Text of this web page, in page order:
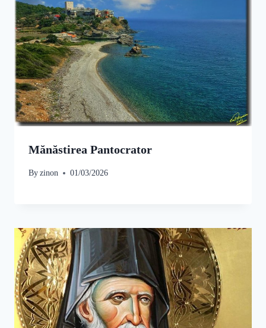
Mănăstirea Pantocrator
Byzinon 01/03/2026